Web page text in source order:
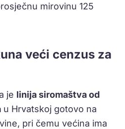
mirovinu 125
veći cenzus za
je linija siromaštva od
u Hrvatskoj gotovo na
pri čemu većina ima